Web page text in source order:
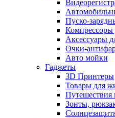
Пуско-
Аксессуары
Очки-
Авто мойки
Гаджеты
3D Принтеры
Товары для
Путешествия
Зонты,